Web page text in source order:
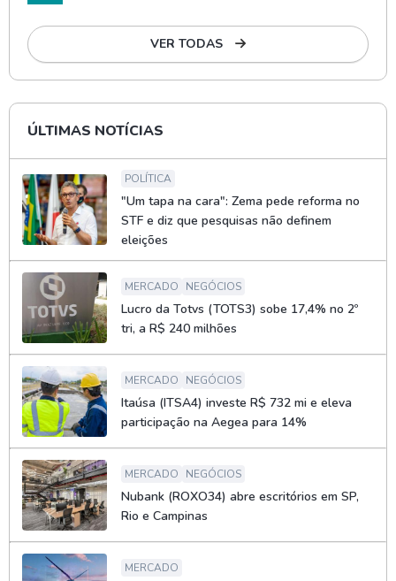
VER TODAS
ÚLTIMAS NOTÍCIAS
POLÍTICA
"Um tapa na cara": Zema pede reforma no
STF e diz que pesquisas não definem
eleições
MERCADO NEGÓCIOS
Lucro da Totvs (TOTS3) sobe 17,4% no 2º
tri, a R$ 240 milhões
MERCADO NEGÓCIOS
Itaúsa (ITSA4) investe R$ 732 mi e eleva
participação na Aegea para 14%
MERCADO NEGÓCIOS
Nubank (ROXO34) abre escritórios em SP,
Rio e Campinas
MERCADO